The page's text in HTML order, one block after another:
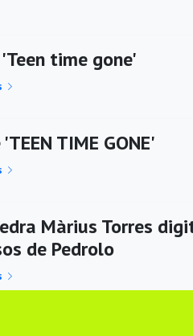
time gone'
TIME GONE'
Màrius Torres
de Pedrolo
del Sant Crist de